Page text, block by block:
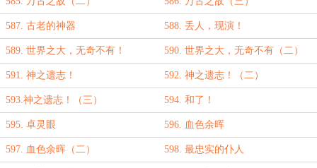
587. 古老的神器 588. 丢人，现演！
589. 世界之大，无奇不有！ 590. 世界之大，无奇不有（二）
591. 神之遗志！ 592. 神之遗志！（二）
593.神之遗志！（三） 594. 和了！
595. 卓灵眼 596. 血色余晖
597. 血色余晖（二） 598. 最忠实的仆人